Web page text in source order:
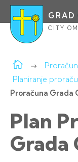
GRAD
CITY
Planiranje
Proračuna Grada
Plan
Grada